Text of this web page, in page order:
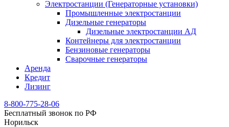
Электростанции (Генераторные установки)
Промышленные электростанции
Дизельные генераторы
Дизельные электростанции АД
Контейнеры для электростанции
Бензиновые генераторы
Сварочные генераторы
Аренда
Кредит
Лизинг
8-800-775-28-06
Бесплатный звонок по РФ
Норильск